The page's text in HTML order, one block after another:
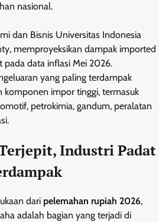
nasional.
dan Bisnis Universitas Indonesia
memproyeksikan dampak imported
data inflasi Mei 2026.
yang paling terdampak
komponen impor tinggi, termasuk
petrokimia, gandum, peralatan
Industri Padat
dari pelemahan rupiah 2026,
adalah bagian yang terjadi di